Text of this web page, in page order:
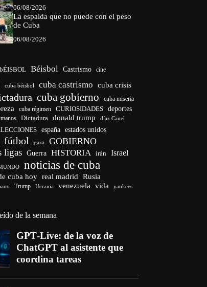
06/08/2026
La espalda que no puede con el peso
de Cuba
06/08/2026
bÉISBOL Béisbol Castrismo cine
cuba béisbol cuba castrismo cuba crisis
cuba gobierno cuba miseria
cuba régimen CURIOSIDADES deportes
Dictadura donald trump díaz Canel
españa estados unidos
fútbol gaza GOBIERNO
ligas Guerra HISTORIA irán Israel
noticias de cuba
cuba hoy real madrid Rusia
Trump Ucrania venezuela vida yankees
de la semana